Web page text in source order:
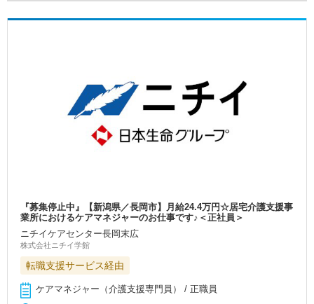
『募集停止中』【新潟県／長岡市】月給24.4万円☆居宅介護支援事
業所におけるケアマネジャーのお仕事です♪＜正社員＞
ニチイケアセンター長岡末広
株式会社ニチイ学館
転職支援サービス経由
ケアマネジャー（介護支援専門員） / 正職員